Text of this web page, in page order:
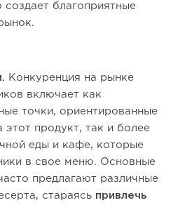
благоприятные
Конкуренция на рынке
включает как
точки, ориентированные
этот продукт, так и более
еды и кафе, которые
в свое меню. Основные
предлагают различные
стараясь привлечь